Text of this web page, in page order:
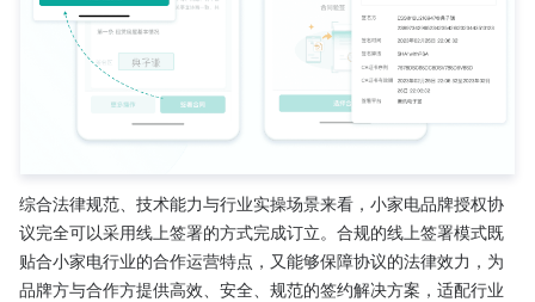
综合法律规范、技术能力与行业实操场景来看，小家电品牌授权协
议完全可以采用线上签署的方式完成订立。合规的线上签署模式既
贴合小家电行业的合作运营特点，又能够保障协议的法律效力，为
品牌方与合作方提供高效、安全、规范的签约解决方案，适配行业